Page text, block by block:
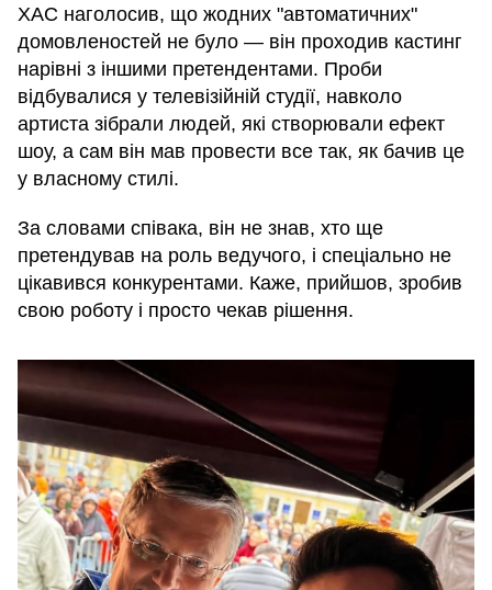
ХАС наголосив, що жодних "автоматичних"
домовленостей не було — він проходив кастинг
нарівні з іншими претендентами. Проби
відбувалися у телевізійній студії, навколо
артиста зібрали людей, які створювали ефект
шоу, а сам він мав провести все так, як бачив це
у власному стилі.
За словами співака, він не знав, хто ще
претендував на роль ведучого, і спеціально не
цікавився конкурентами. Каже, прийшов, зробив
свою роботу і просто чекав рішення.